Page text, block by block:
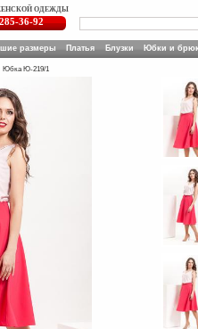
ОДЕЖДЫ
36-92
размеры Платья Блузки Юбки и
Юбка Ю-219/1